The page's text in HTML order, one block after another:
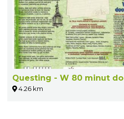
Questing - W 80 minut
4.26 km